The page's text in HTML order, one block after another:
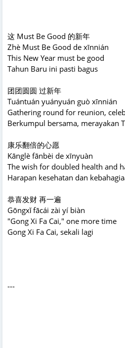
这 Must Be Good 的新年
Zhè Must Be Good de xīnnián
This New Year must be good
Tahun Baru ini pasti bagus
团团圆圆 过新年
Tuántuán yuányuán guò xīnnián
Gathering round for reunion,
Berkumpul bersama, merayakan
康乐翻倍的心愿
Kānglè fānbèi de xīnyuàn
The wish for doubled health and
Harapan kesehatan dan
恭喜发财 再一遍
Gōngxǐ fācái zài yí biàn
"Gong Xi Fa Cai," one more time
Gong Xi Fa Cai, sekali lagi
---